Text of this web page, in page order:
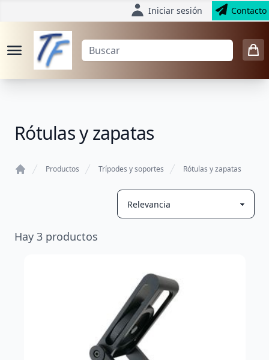
Iniciar sesión Contacto
Rótulas y zapatas
Productos Trípodes y soportes Rótulas y zapatas
Hay 3 productos